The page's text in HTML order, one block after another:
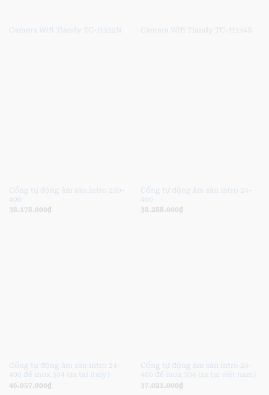
Camera Wifi Tiandy TC-H332N Camera Wifi Tiandy TC-H334S
Cổng tự động âm sàn intro 230-
400
38.178.000₫
Cổng tự động âm sàn intro 24-
400
38.288.000₫
Cổng tự động âm sàn intro 24-
400 đế inox 304 (sx tại italy)
46.057.000₫
Cổng tự động âm sàn intro 24-
400 đế inox 304 (sx tại việt nam)
37.021.000₫